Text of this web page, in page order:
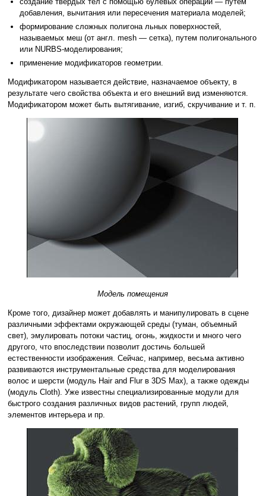
добавления, вычитания или пересечения материала моделей;
формирование сложных полигона льных поверхностей,
называемых меш (от англ. mesh — сетка), путем полигонального
или NURBS-моделирования;
применение модификаторов геометрии.
Модификатором называется действие, назначаемое объекту, в
результате чего свойства объекта и его внешний вид изменяются.
Модификатором может быть вытягивание, изгиб, скручивание и т. п.
Модель помещения
Кроме того, дизайнер может добавлять и манипулировать в сцене
различными эффектами окружающей среды (туман, объемный
свет), эмулировать потоки частиц, огонь, жидкости и много чего
другого, что впоследствии позволит достичь большей
естественности изображения. Сейчас, например, весьма активно
развиваются инструментальные средства для моделирования
волос и шерсти (модуль Hair and Flur в 3DS Max), а также одежды
(модуль Cloth). Уже известны специализированные модули для
быстрого создания различных видов растений, групп людей,
элементов интерьера и пр.